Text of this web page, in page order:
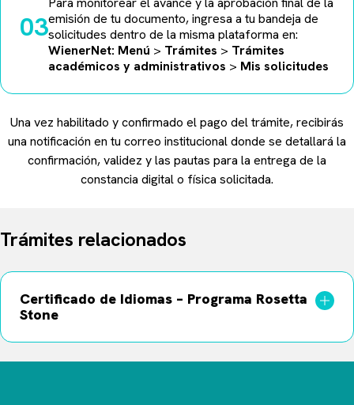
03emisión de tu documento, ingresa a tu bandeja de
solicitudes dentro de la misma plataforma en:
WienerNet: Menú > Trámites > Trámites
académicos y administrativos > Mis solicitudes
Una vez habilitado y confirmado el pago del trámite, recibirás
una notificación en tu correo institucional donde se detallará la
confirmación, validez y las pautas para la entrega de la
constancia digital o física solicitada.
Trámites relacionados
Certificado de Idiomas – Programa Rosetta
Stone